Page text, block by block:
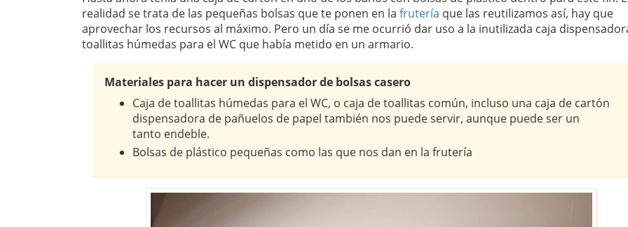
realidad se trata de las pequeñas bolsas que te ponen en la frutería que las reutilizamos así, hay que
aprovechar los recursos al máximo. Pero un día se me ocurrió dar uso a la inutilizada caja
toallitas húmedas para el WC que había metido en un armario.
Materiales para hacer un dispensador de bolsas casero
Caja de toallitas húmedas para el WC, o caja de toallitas común, incluso una caja de cartón
dispensadora de pañuelos de papel también nos puede servir, aunque puede ser un
tanto endeble.
Bolsas de plástico pequeñas como las que nos dan en la frutería